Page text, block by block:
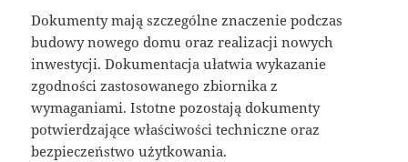
Dokumenty mają szczególne znaczenie podczas
budowy nowego domu oraz realizacji nowych
inwestycji. Dokumentacja ułatwia wykazanie
zgodności zastosowanego zbiornika z
wymaganiami. Istotne pozostają dokumenty
potwierdzające właściwości techniczne oraz
bezpieczeństwo użytkowania.